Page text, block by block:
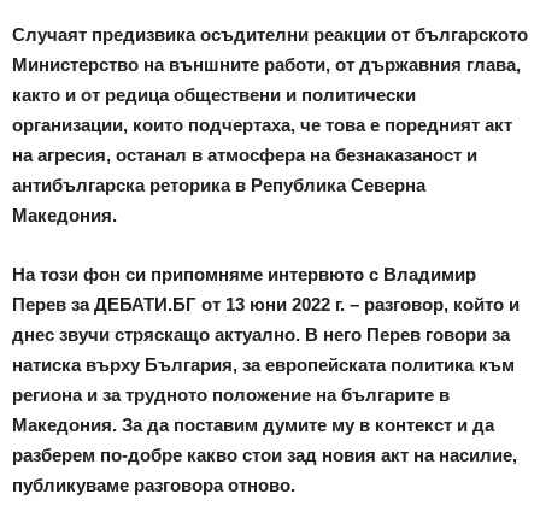
Случаят предизвика осъдителни реакции от българското
Министерство на външните работи, от държавния глава,
както и от редица обществени и политически
организации, които подчертаха, че това е поредният акт
на агресия, останал в атмосфера на безнаказаност и
антибългарска реторика в Република Северна
Македония.
На този фон си припомняме интервюто с Владимир
Перев за ДЕБАТИ.БГ от 13 юни 2022 г. – разговор, който и
днес звучи стряскащо актуално. В него Перев говори за
натиска върху България, за европейската политика към
региона и за трудното положение на българите в
Македония. За да поставим думите му в контекст и да
разберем по-добре какво стои зад новия акт на насилие,
публикуваме разговора отново.